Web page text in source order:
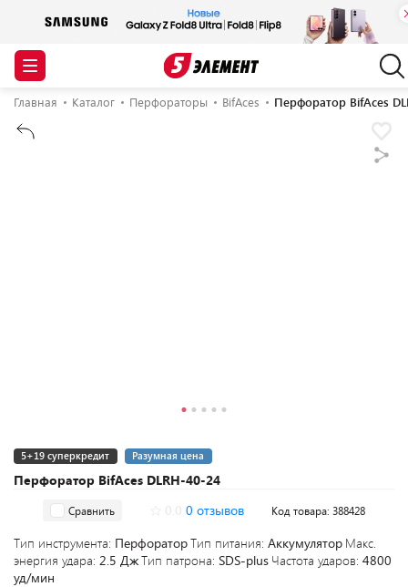
Главная Каталог Перфораторы BifAces Перфоратор BifAces
Перфоратор BifAces DLRH-40-24
5+19 суперкредит Разумная цена
Сравнить 0 отзывов Код товара: 388428
Тип инструмента: ПерфораторТип питания: Аккумулятор Макс.
энергия удара: 2.5 ДжТип патрона: SDS-plus Частота ударов: 4800
уд/мин